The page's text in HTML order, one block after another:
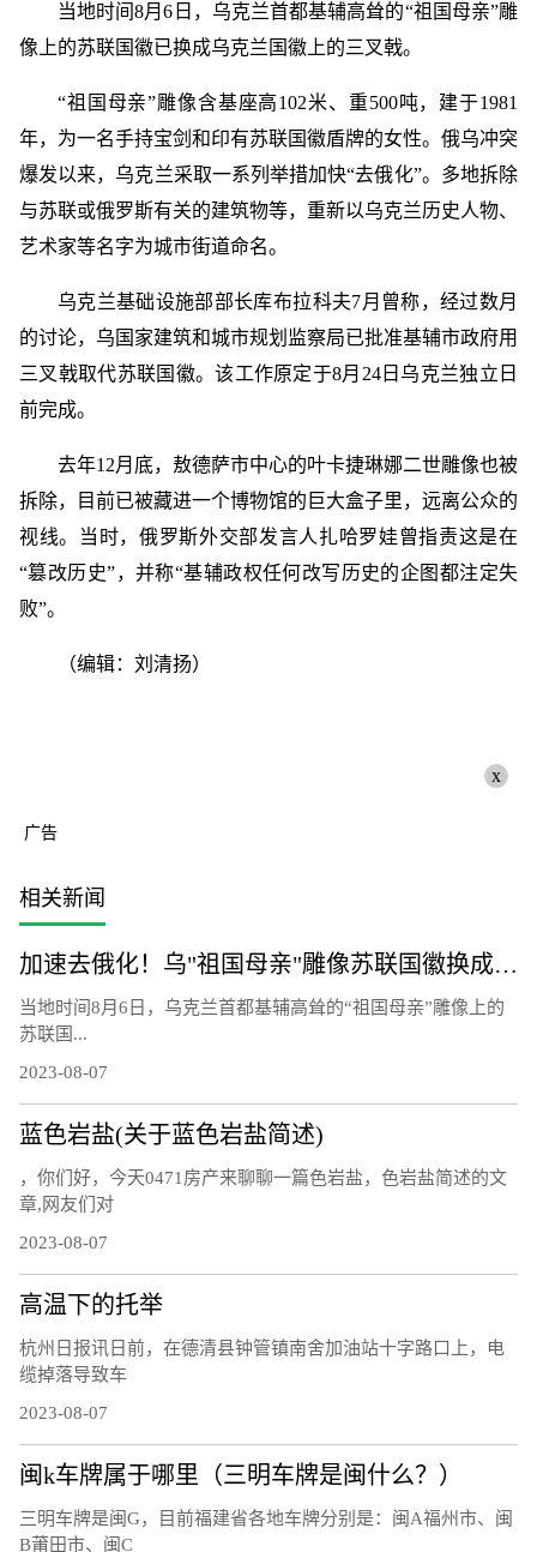
当地时间8月6日，乌克兰首都基辅高耸的“祖国母亲”雕
像上的苏联国徽已换成乌克兰国徽上的三叉戟。
“祖国母亲”雕像含基座高102米、重500吨，建于1981
年，为一名手持宝剑和印有苏联国徽盾牌的女性。俄乌冲突
爆发以来，乌克兰采取一系列举措加快“去俄化”。多地拆除
与苏联或俄罗斯有关的建筑物等，重新以乌克兰历史人物、
艺术家等名字为城市街道命名。
乌克兰基础设施部部长库布拉科夫7月曾称，经过数月
的讨论，乌国家建筑和城市规划监察局已批准基辅市政府用
三叉戟取代苏联国徽。该工作原定于8月24日乌克兰独立日
前完成。
去年12月底，敖德萨市中心的叶卡捷琳娜二世雕像也被
拆除，目前已被藏进一个博物馆的巨大盒子里，远离公众的
视线。当时，俄罗斯外交部发言人扎哈罗娃曾指责这是在
“篡改历史”，并称“基辅政权任何改写历史的企图都注定失
败”。
（编辑：刘清扬）
x
广告
相关新闻
加速去俄化！乌"祖国母亲"雕像苏联国徽换成三叉戟
当地时间8月6日，乌克兰首都基辅高耸的“祖国母亲”雕像上的
苏联国...
2023-08-07
蓝色岩盐(关于蓝色岩盐简述)
，你们好，今天0471房产来聊聊一篇色岩盐，色岩盐简述的文
章,网友们对
2023-08-07
高温下的托举
杭州日报讯日前，在德清县钟管镇南舍加油站十字路口上，电
缆掉落导致车
2023-08-07
闽k车牌属于哪里（三明车牌是闽什么？）
三明车牌是闽G，目前福建省各地车牌分别是：闽A福州市、闽
B莆田市、闽C